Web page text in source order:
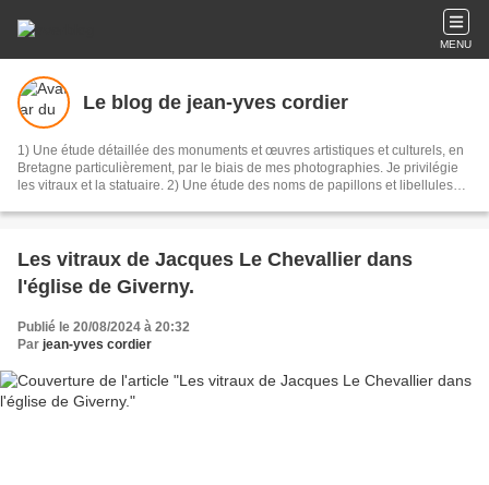
MENU
Le blog de jean-yves cordier
1) Une étude détaillée des monuments et œuvres artistiques et culturels, en
Bretagne particulièrement, par le biais de mes photographies. Je privilégie
les vitraux et la statuaire. 2) Une étude des noms de papillons et libellules
Les vitraux de Jacques Le Chevallier dans
l'église de Giverny.
Publié le 20/08/2024 à 20:32
Par jean-yves cordier